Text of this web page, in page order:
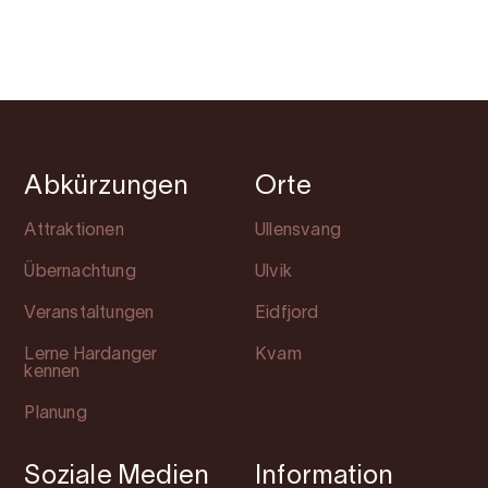
Abkürzungen
Attraktionen
Übernachtung
Veranstaltungen
Lerne Hardanger
kennen
Planung
Orte
Ullensvang
Ulvik
Eidfjord
Kvam
Soziale Medien Information